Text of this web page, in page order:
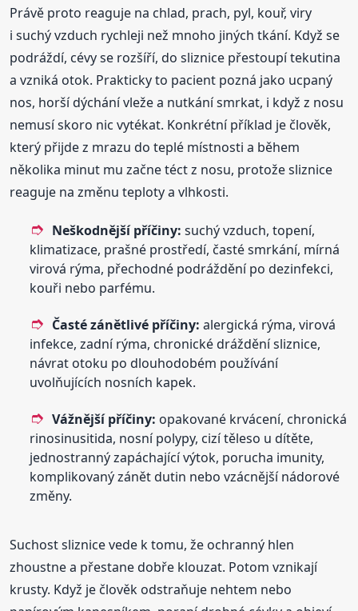
Právě proto reaguje na chlad, prach, pyl, kouř, viry
i suchý vzduch rychleji než mnoho jiných tkání. Když se
podráždí, cévy se rozšíří, do sliznice přestoupí tekutina
a vzniká otok. Prakticky to pacient pozná jako ucpaný
nos, horší dýchání vleže a nutkání smrkat, i když z nosu
nemusí skoro nic vytékat. Konkrétní příklad je člověk,
který přijde z mrazu do teplé místnosti a během
několika minut mu začne téct z nosu, protože sliznice
reaguje na změnu teploty a vlhkosti.
Neškodnější příčiny: suchý vzduch, topení,
klimatizace, prašné prostředí, časté smrkání, mírná
virová rýma, přechodné podráždění po dezinfekci,
kouři nebo parfému.
Časté zánětlivé příčiny: alergická rýma, virová
infekce, zadní rýma, chronické dráždění sliznice,
návrat otoku po dlouhodobém používání
uvolňujících nosních kapek.
Vážnější příčiny: opakované krvácení, chronická
rinosinusitida, nosní polypy, cizí těleso u dítěte,
jednostranný zapáchající výtok, porucha imunity,
komplikovaný zánět dutin nebo vzácnější nádorové
změny.
Suchost sliznice vede k tomu, že ochranný hlen
zhoustne a přestane dobře klouzat. Potom vznikají
krusty. Když je člověk odstraňuje nehtem nebo